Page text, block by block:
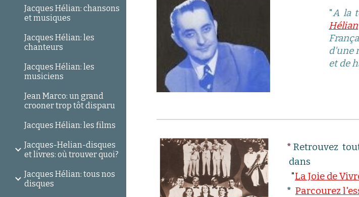
Jacques Hélian: chansons
et musiques
Jacques Hélian: les
chanteurs
Jacques Hélian: les
musiciens
Jean Marco: un grand
crooner trop tôt disparu
Jacques Hélian: les films
Jacques-Helian-disques
et livres: où trouver quoi?
Jacques Hélian: tous nos
disques
"A la
Hélian
d'une
et de
* Retrouvez
dans
"La Joie de
* Parcourez